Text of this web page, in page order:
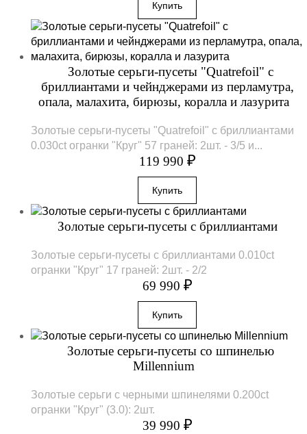
Золотые серьги-пусеты "Quatrefoil" с
бриллиантами и чейнджерами из перламутра,
опала, малахита, бирюзы, коралла и лазурита
Золотые серьги-пусеты "Quatrefoil" с бриллиантами
0.030ct огранки "Круг" 57 граней: 2шт. - 3/5 и...
119 990 ₽
Золотые серьги-пусеты с бриллиантами
Золотые серьги-пусеты с бриллиантами 0.010ct
огранки "Круг" 17 граней: 2шт. - 2/2
69 990 ₽
Золотые серьги-пусеты со шпинелью
Millennium
Золотые серьги с черными шпинелями 0.200ct
огранки "Круг" (3.0): 2шт.
39 990 ₽